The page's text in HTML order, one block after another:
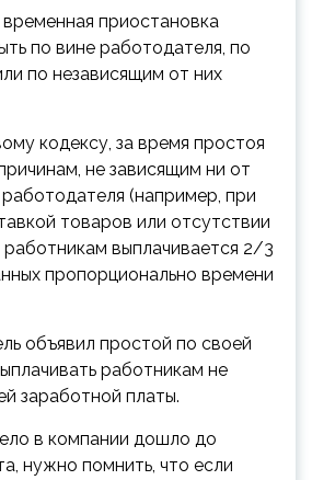
приостановка
по вине работодателя, по
по независящим от них
кодексу, за время простоя
не зависящим ни от
(например, при
товаров или отсутствии
выплачивается 2/3
пропорционально времени
объявил простой по своей
работникам не
заработной платы.
в компании дошло до
нужно помнить, что если